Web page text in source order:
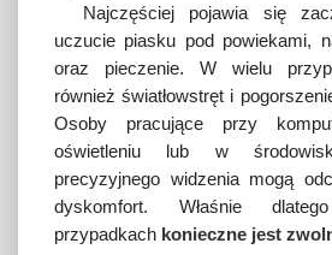
Najczęściej pojawia się
uczucie piasku pod powiekami,
oraz pieczenie. W wielu
również światłowstręt i
Osoby pracujące przy
oświetleniu lub w
precyzyjnego widzenia mogą
dyskomfort. Właśnie
przypadkach konieczne jest